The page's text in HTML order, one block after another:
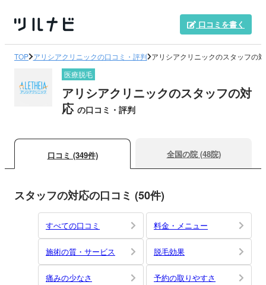
口コミを書く
TOP アリシアクリニックの口コミ・評判 アリシアクリニックのスタッフの
医療脱毛
アリシアクリニックのスタッフの対
応 の口コミ・評判
口コミ (349件) 全国の院 (48院)
スタッフの対応の口コミ (50件)
すべての口コミ 料金・メニュー
施術の質・サービス 脱毛効果
痛みの少なさ 予約の取りやすさ